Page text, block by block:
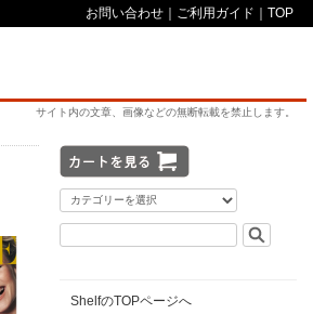
お問い合わせ ご利用ガイド TOP
サイト内の文章、画像などの無断転載を禁止します。
ShelfのTOPページへ